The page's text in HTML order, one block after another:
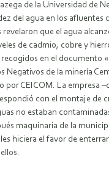
de la Universidad de
del agua en los afluentes
revelaron que el agua
de cadmio, cobre y
en el documento
Negativos de la minería
por CEICOM. La empresa
con el montaje de
no estaban
maquinaria de la
hiciera el favor de